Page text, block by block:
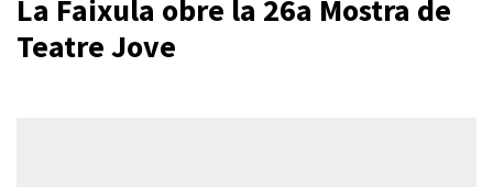
La Faixula obre la 26a Mostra de
Teatre Jove